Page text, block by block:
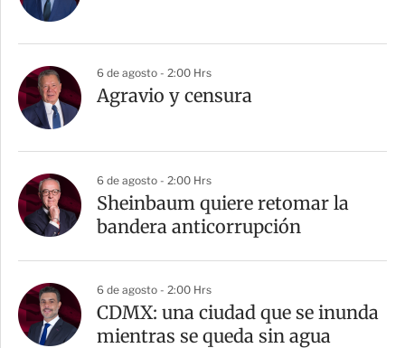
6 de agosto - 2:00 Hrs
Agravio y censura
6 de agosto - 2:00 Hrs
Sheinbaum quiere retomar la
bandera anticorrupción
6 de agosto - 2:00 Hrs
CDMX: una ciudad que se inunda
mientras se queda sin agua